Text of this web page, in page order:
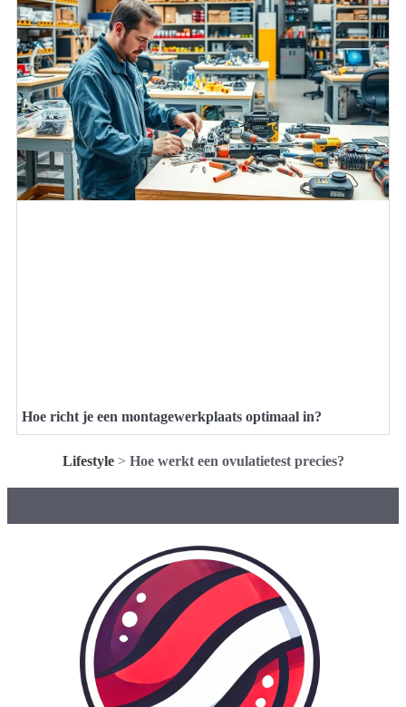
Hoe richt je een montagewerkplaats optimaal in?
Lifestyle> Hoe werkt een ovulatietest precies?